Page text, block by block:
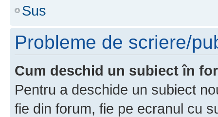
Sus
Probleme de scriere/
Cum deschid un subiect în
Pentru a deschide un subiect
fie din forum, fie pe ecranul cu